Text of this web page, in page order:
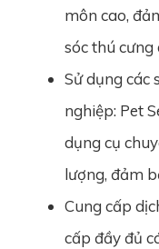
môn cao,
sóc thú cưng
Sử dụng các
nghiệp: Pet
dụng cụ
lượng, đảm
Cung cấp
cấp đầy đủ